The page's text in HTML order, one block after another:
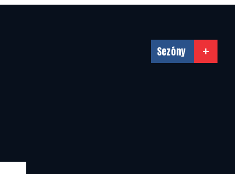
Sezóny